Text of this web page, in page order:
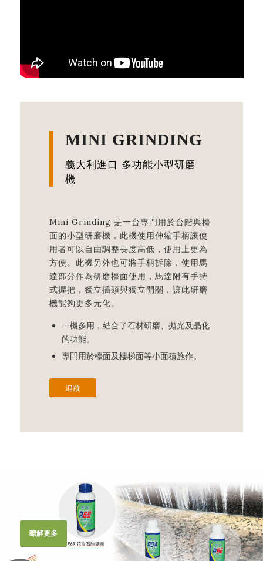
MINI GRINDING
義大利進口 多功能小型研磨
機
Mini Grinding 是一台專門用於台階與檯
面的小型研磨機，此機使用伸縮手柄讓使
用者可以自由調整長度高低，使用上更為
方便。此機另外也可將手柄拆除，使用馬
達部分作為研磨檯面使用，馬達附有手持
式握把，獨立插頭與獨立開關，讓此研磨
機能夠更多元化。
一機多用，結合了石材研磨、拋光及晶化
的功能。
專門用於檯面及樓梯面等小面積施作。
追蹤
瞭解更多